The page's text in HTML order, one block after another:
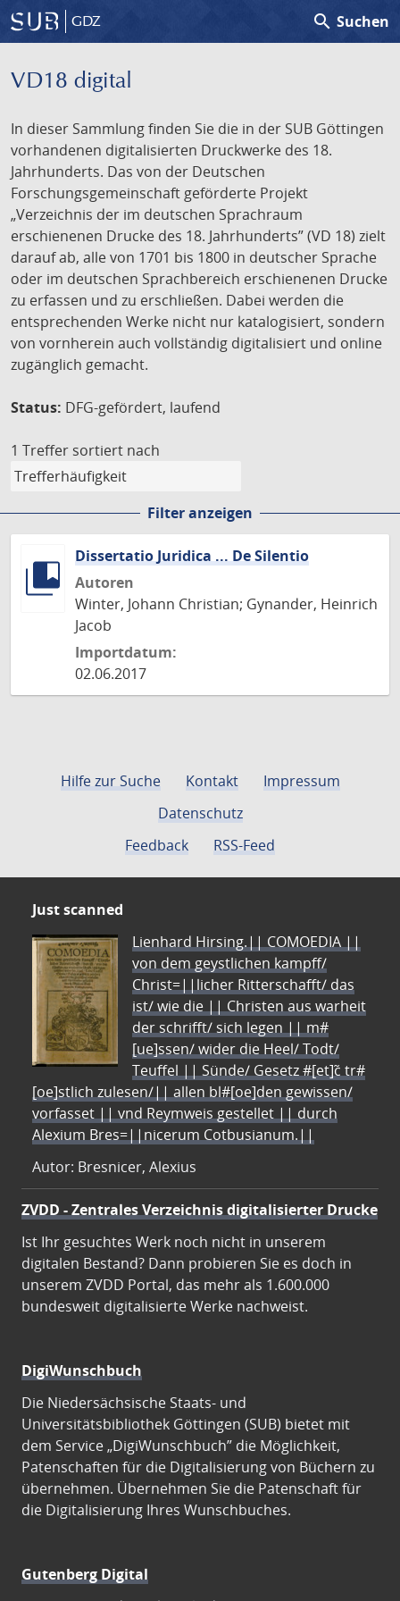
GDZ search Suchen
VD18 digital
In dieser Sammlung finden Sie die in der SUB Göttingen
vorhandenen digitalisierten Druckwerke des 18.
Jahrhunderts. Das von der Deutschen
Forschungsgemeinschaft geförderte Projekt
„Verzeichnis der im deutschen Sprachraum
erschienenen Drucke des 18. Jahrhunderts” (VD 18) zielt
darauf ab, alle von 1701 bis 1800 in deutscher Sprache
oder im deutschen Sprachbereich erschienenen Drucke
zu erfassen und zu erschließen. Dabei werden die
entsprechenden Werke nicht nur katalogisiert, sondern
von vornherein auch vollständig digitalisiert und online
zugänglich gemacht.
Status: DFG-gefördert, laufend
1 Treffer sortiert nach
Filter anzeigen
Dissertatio Juridica ... De Silentio
Autoren
Winter, Johann Christian; Gynander, Heinrich
Jacob
Importdatum:
02.06.2017
Hilfe zur Suche Kontakt
Impressum
Datenschutz
Feedback
RSS-Feed
Just scanned
Lienhard Hirsing.|| COMOEDIA ||
von dem geystlichen kampff/
Christ=||licher Ritterschafft/ das
ist/ wie die || Christen aus warheit
der schrifft/ sich legen || m#
[ue]ssen/ wider die Heel/ Todt/
Teuffel || Sünde/ Gesetz #[et]c̃ tr#
[oe]stlich zulesen/|| allen bl#[oe]den gewissen/
vorfasset || vnd Reymweis gestellet || durch
Alexium Bres=||nicerum Cotbusianum.||
Autor: Bresnicer, Alexius
ZVDD - Zentrales Verzeichnis digitalisierter Drucke
Ist Ihr gesuchtes Werk noch nicht in unserem
digitalen Bestand? Dann probieren Sie es doch in
unserem ZVDD Portal, das mehr als 1.600.000
bundesweit digitalisierte Werke nachweist.
DigiWunschbuch
Die Niedersächsische Staats- und
Universitätsbibliothek Göttingen (SUB) bietet mit
dem Service „DigiWunschbuch” die Möglichkeit,
Patenschaften für die Digitalisierung von Büchern zu
übernehmen. Übernehmen Sie die Patenschaft für
die Digitalisierung Ihres Wunschbuches.
Gutenberg Digital